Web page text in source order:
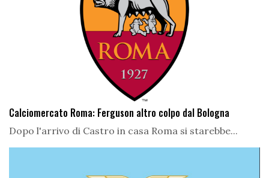
Calciomercato Roma: Ferguson altro colpo dal Bologna
Dopo l'arrivo di Castro in casa Roma si starebbe...